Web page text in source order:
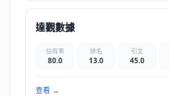
達觀數據
佔有率
80.0
排名
13.0
引文
45.0
查看 →